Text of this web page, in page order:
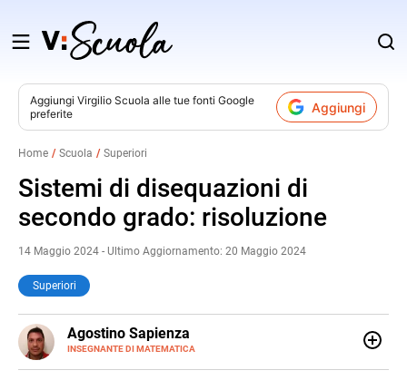
Salta
contenuto
Aggiungi Virgilio Scuola alle tue fonti Google
preferite
Aggiungi
Home Scuola Superiori
Sistemi di disequazioni di
secondo grado: risoluzione
14 Maggio 2024 - Ultimo Aggiornamento: 20 Maggio 2024
Superiori
Agostino Sapienza
INSEGNANTE DI MATEMATICA
E-
MAIL
LINKEDIN